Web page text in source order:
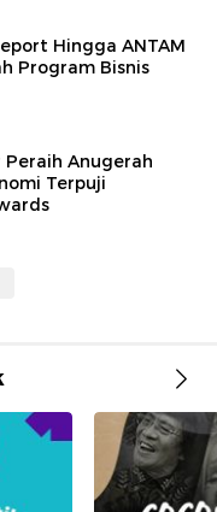
Hingga ANTAM
Program Bisnis
Anugerah
Terpuji